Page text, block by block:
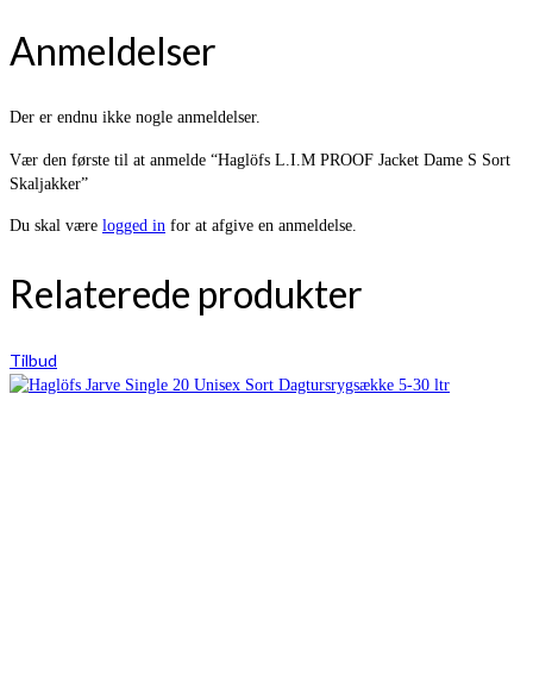
Anmeldelser
Der er endnu ikke nogle anmeldelser.
Vær den første til at anmelde “Haglöfs L.I.M PROOF Jacket Dame S Sort
Skaljakker”
Du skal være logged in for at afgive en anmeldelse.
Relaterede produkter
Tilbud